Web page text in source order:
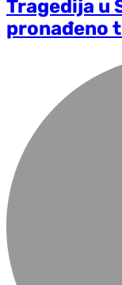
Tragedija u
pronađeno